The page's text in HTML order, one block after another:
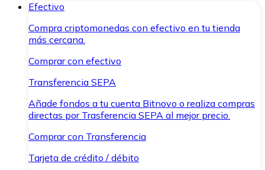
Efectivo
Compra criptomonedas con efectivo en tu tienda
más cercana.
Comprar con efectivo
Transferencia SEPA
Añade fondos a tu cuenta Bitnovo o realiza compras
directas por Trasferencia SEPA al mejor precio.
Comprar con Transferencia
Tarjeta de crédito / débito